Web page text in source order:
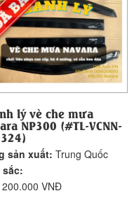
lý vè che mưa
NP300 (#TL-VCNN-
sản xuất:Trung Quốc
sắc:
200.000 VNĐ